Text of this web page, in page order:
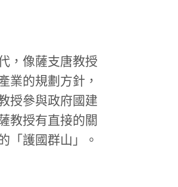
，像薩支唐教授
業的規劃方針，
授參與政府國建
教授有直接的關
「護國群山」。